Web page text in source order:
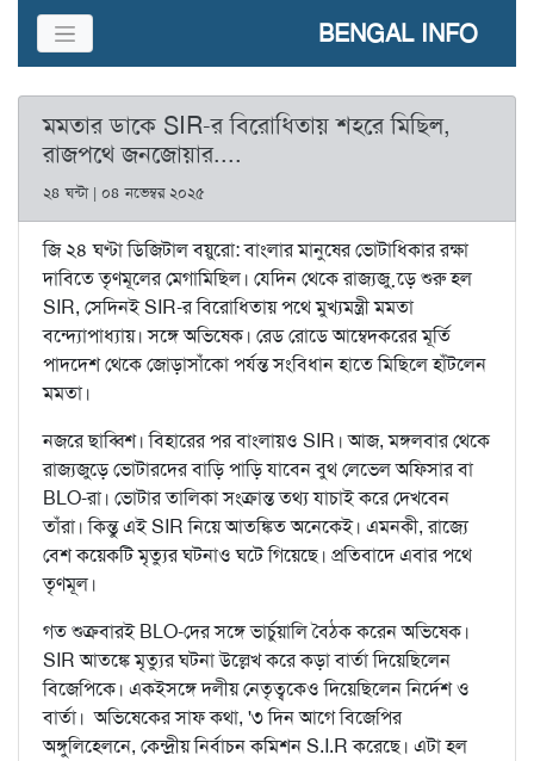
BENGAL INFO
মমতার ডাকে SIR-র বিরোধিতায় শহরে মিছিল,
রাজপথে জনজোয়ার....
২৪ ঘন্টা | ০৪ নভেম্বর ২০২৫
জি ২৪ ঘণ্টা ডিজিটাল ব্য়ুরো: বাংলার মানুষের ভোটাধিকার রক্ষা
দাবিতে তৃণমূলের মেগামিছিল। যেদিন থেকে রাজ্যজু়ড়ে শুরু হল
SIR, সেদিনই SIR-র বিরোধিতায় পথে মুখ্যমন্ত্রী মমতা
বন্দ্যোপাধ্যায়। সঙ্গে অভিষেক। রেড রোডে আম্বেদকরের মূর্তি
পাদদেশ থেকে জোড়াসাঁকো পর্যন্ত সংবিধান হাতে মিছিলে হাঁটলেন
মমতা।
নজরে ছাব্বিশ। বিহারের পর বাংলায়ও SIR। আজ, মঙ্গলবার থেকে
রাজ্যজুড়ে ভোটারদের বাড়ি পাড়ি যাবেন বুথ লেভেল অফিসার বা
BLO-রা। ভোটার তালিকা সংক্রান্ত তথ্য যাচাই করে দেখবেন
তাঁরা। কিন্তু এই SIR নিয়ে আতঙ্কিত অনেকেই। এমনকী, রাজ্যে
বেশ কয়েকটি মৃত্যুর ঘটনাও ঘটে গিয়েছে। প্রতিবাদে এবার পথে
তৃণমূল।
গত শুক্রবারই BLO-দের সঙ্গে ভার্চুয়ালি বৈঠক করেন অভিষেক।
SIR আতঙ্কে মৃত্যুর ঘটনা উল্লেখ করে কড়া বার্তা দিয়েছিলেন
বিজেপিকে। একইসঙ্গে দলীয় নেতৃত্বকেও দিয়েছিলেন নির্দেশ ও
বার্তা। অভিষেকের সাফ কথা, '৩ দিন আগে বিজেপির
অঙ্গুলিহেলনে, কেন্দ্রীয় নির্বাচন কমিশন S.I.R করেছে। এটা হল